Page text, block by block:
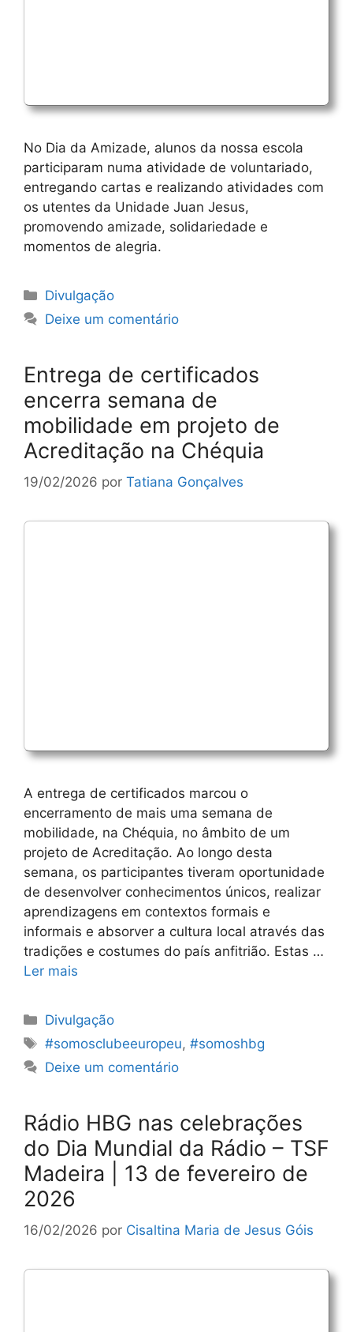
No Dia da Amizade, alunos da nossa escola
participaram numa atividade de voluntariado,
entregando cartas e realizando atividades com
os utentes da Unidade Juan Jesus,
promovendo amizade, solidariedade e
momentos de alegria.
Categorias
Divulgação
Deixe um comentário
Entrega de certificados
encerra semana de
mobilidade em projeto de
Acreditação na Chéquia
19/02/2026 por Tatiana Gonçalves
A entrega de certificados marcou o
encerramento de mais uma semana de
mobilidade, na Chéquia, no âmbito de um
projeto de Acreditação. Ao longo desta
semana, os participantes tiveram oportunidade
de desenvolver conhecimentos únicos, realizar
aprendizagens em contextos formais e
informais e absorver a cultura local através das
tradições e costumes do país anfitrião. Estas …
Ler mais
Categorias
Divulgação
Etiquetas
#somosclubeeuropeu,#somoshbg
Deixe um comentário
Rádio HBG nas celebrações
do Dia Mundial da Rádio – TSF
Madeira | 13 de fevereiro de
2026
16/02/2026 por Cisaltina Maria de Jesus Góis